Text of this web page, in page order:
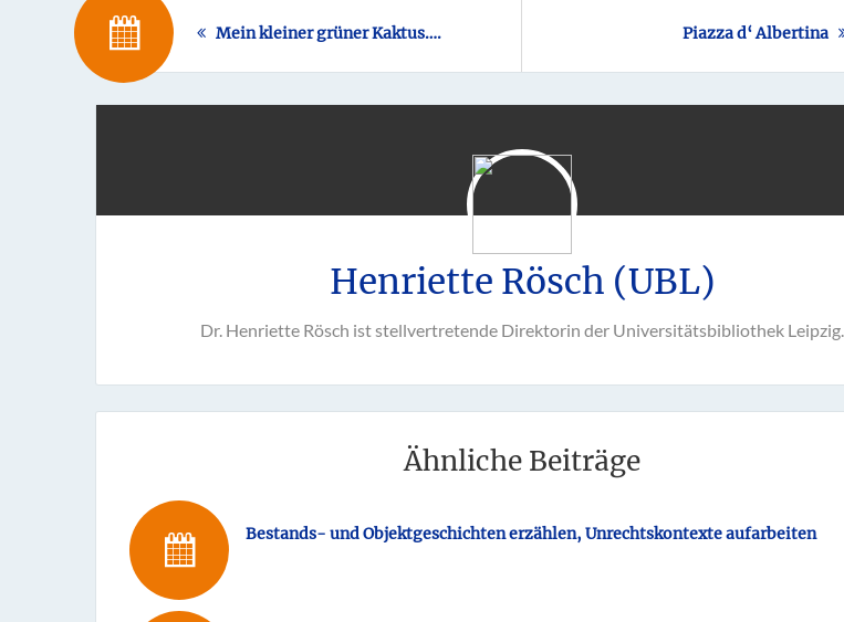
Mein kleiner grüner Kaktus…. Piazza d‘ Albertina
Henriette Rösch (UBL)
Dr. Henriette Rösch ist stellvertretende Direktorin der Universitätsbibliothek Leipzig.
Ähnliche Beiträge
Bestands- und Objektgeschichten erzählen, Unrechtskontexte aufarbeiten